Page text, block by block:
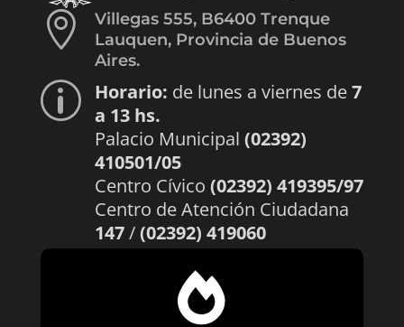

Villegas 555, B6400 Trenque
Lauquen, Provincia de Buenos
Aires.
p Horario: de lunes a viernes de7
a 13 hs.
Palacio Municipal (02392)
410501/05
Centro Cívico (02392) 419395/97
Centro de Atención Ciudadana
147/(02392) 419060
